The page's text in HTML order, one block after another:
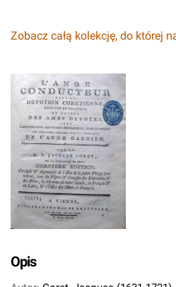
Zobacz całą kolekcję, do której
Opis